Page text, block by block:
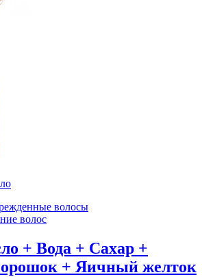
волосы
волос
+ Вода + Сахар +
+ Яичный желток